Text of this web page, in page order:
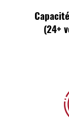
(24+